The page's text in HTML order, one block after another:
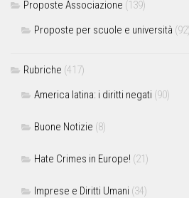
Proposte Associazione (139)
Proposte per scuole e università (92)
Rubriche (417)
America latina: i diritti negati (90)
Buone Notizie (8)
Hate Crimes in Europe! (21)
Imprese e Diritti Umani (34)